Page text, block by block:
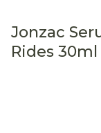
Jonzac
Rides 30ml